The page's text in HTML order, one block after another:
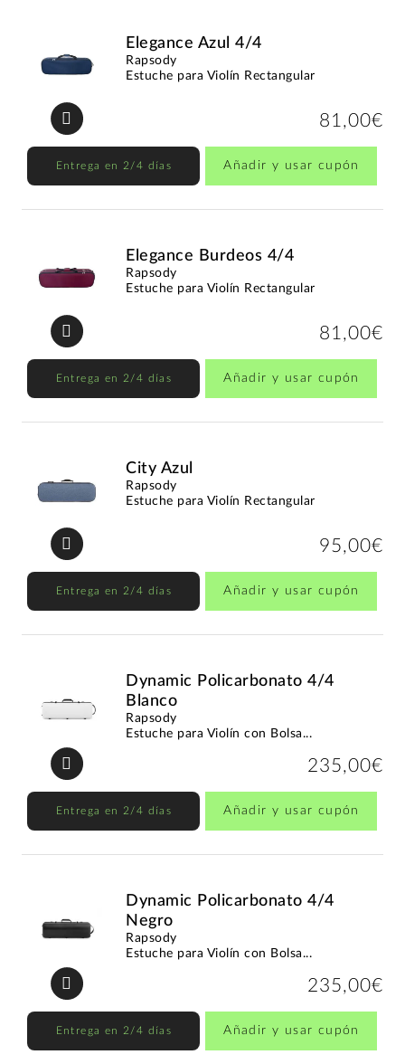
Elegance Azul 4/4
Rapsody
Estuche para Violín Rectangular
81,00€
Entrega en 2/4 días Añadir y usar cupón
Elegance Burdeos 4/4
Rapsody
Estuche para Violín Rectangular
81,00€
Entrega en 2/4 días Añadir y usar cupón
City Azul
Rapsody
Estuche para Violín Rectangular
95,00€
Entrega en 2/4 días Añadir y usar cupón
Dynamic Policarbonato 4/4
Blanco
Rapsody
Estuche para Violín con Bolsa...
235,00€
Entrega en 2/4 días Añadir y usar cupón
Dynamic Policarbonato 4/4
Negro
Rapsody
Estuche para Violín con Bolsa...
235,00€
Entrega en 2/4 días Añadir y usar cupón